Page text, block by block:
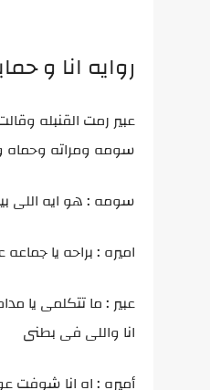
روايه انا و
عبير رمت القنبله
سومه ومراته وحماه
سومه : هو ايه اللى
اميره : براحه يا
عبير : ما تتكلمى يا
انا واللى فى بطنى
أميره : اه انا